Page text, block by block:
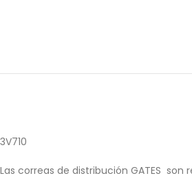
3V710
Las correas de distribución GATES